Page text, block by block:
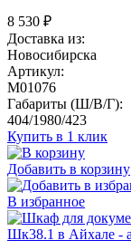
8 530 ₽
Доставка из:
Новосибирска
Артикул:
M01076
Габариты (Ш/В/Г):
404/1980/423
Купить в 1 клик
Добавить в корзину
В избранное